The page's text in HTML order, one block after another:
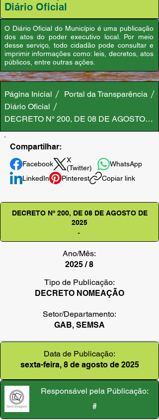
Diário Oficial
O Diário Oficial do Município é uma publicação
dos atos do poder executivo local. Por meio
desse serviço, todo cidadão pode consultar e
imprimir informações como: leis, decretos, atos
públicos, entre outras ações.
Página Inicial
Portal da Transparência
Diário Oficial
DECRETO Nº 200, DE 08 DE AGOSTO DE
Compartilhar:
Facebook
X
(Twitter)
WhatsApp
LinkedIn
Pinterest Copiar link
DECRETO Nº 200, DE 08 DE AGOSTO DE
2025
-
Ano/Mês:
2025 / 8
Tipo de Publicação:
DECRETO NOMEAÇÃO
Setor/Departamento:
GAB, SEMSA
Data de Publicação:
sexta-feira, 8 de agosto de 2025
Responsável pela Públicação:
#